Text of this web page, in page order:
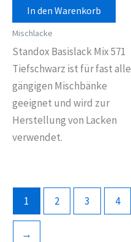
In den Warenkorb
Mischlacke
Standox Basislack Mix 571
Tiefschwarz ist für fast alle
gängigen Mischbänke
geeignet und wird zur
Herstellung von Lacken
verwendet.
1 2 3 4
→